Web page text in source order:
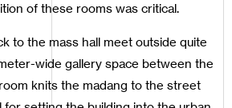
of these rooms was critical.
to the mass hall meet outside quite
wide gallery space between the
knits the madang to the street